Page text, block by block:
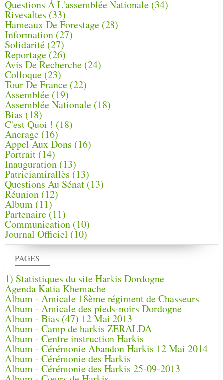
PAGES
1) Statistiques du site Harkis Dordogne
Agenda Katia Khemache
Album - Amicale 18ème régiment de Chasseurs
Album - Amicale des pieds-noirs Dordogne
Album - Bias (47) 12 Mai 2013
Album - Camp de harkis ZERALDA
Album - Centre instruction Harkis
Album - Cérémonie Abandon Harkis 12 Mai 2014
Album - Cérémonie des Harkis
Album - Cérémonie des Harkis 25-09-2013
Questions À L'assemblée Nationale (34)
Rivesaltes (33)
Hameaux De Forestage (28)
Information (27)
Solidarité (27)
Reportage(26)
Avis De Recherche (24)
Colloque (23)
Tour De France (22)
Assemblée (19)
Assemblée Nationale (18)
Bias (18)
C'est Quoi ! (18)
Ancrage (16)
Appel Aux Dons (16)
Portrait (14)
Inauguration (13)
Patriciamirallès (13)
Questions Au Sénat(13)
Réunion (12)
Album (11)
Partenaire(11)
Communication (10)
Journal Officiel (10)